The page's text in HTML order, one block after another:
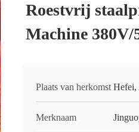
Roestvrij
Machine 380V/
Plaats van herkomst Hefei,
Merknaam